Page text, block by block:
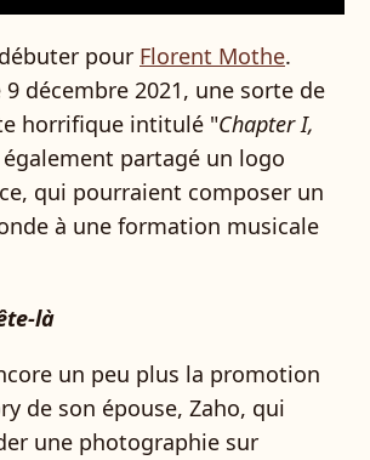
pour Florent Mothe.
décembre 2021, une sorte de
horrifique intitulé "Chapter I,
partagé un logo
qui pourraient composer un
à une formation musicale
là
un peu plus la promotion
de son épouse, Zaho, qui
une photographie sur